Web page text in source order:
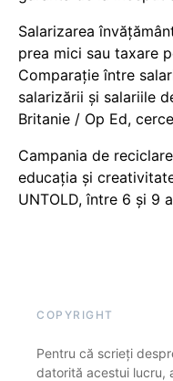
Salarizarea
prea mici sau taxare
Comparație între
salarizării și salariile
Britanie / Op Ed,
Campania de
educația și
UNTOLD, între 6 și 9
COPYRIGHT
Pentru că scrieți
datorită acestui lucru,